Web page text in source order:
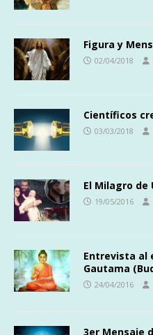
Figura y
02/04/2018
Científicos
03/03/2018
El Milagro de
19/05/2016
Entrevista al
Gautama
24/04/2016
3er Mensaje